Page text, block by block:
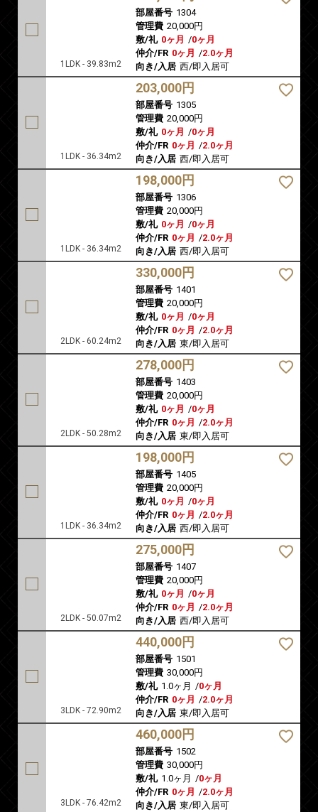
1LDK - 39.83m2
部屋番号 1304
管理費 20,000円
敷/礼 0ヶ月 /0ヶ月
仲介/FR 0ヶ月 /2.0ヶ月
向き/入居 西/即入居可
1LDK - 36.34m2
203,000円
部屋番号 1305
管理費 20,000円
敷/礼 0ヶ月 /0ヶ月
仲介/FR 0ヶ月 /2.0ヶ月
向き/入居 西/即入居可
1LDK - 36.34m2
198,000円
部屋番号 1306
管理費 20,000円
敷/礼 0ヶ月 /0ヶ月
仲介/FR 0ヶ月 /2.0ヶ月
向き/入居 西/即入居可
2LDK - 60.24m2
330,000円
部屋番号 1401
管理費 20,000円
敷/礼 0ヶ月 /0ヶ月
仲介/FR 0ヶ月 /2.0ヶ月
向き/入居 東/即入居可
2LDK - 50.28m2
278,000円
部屋番号 1403
管理費 20,000円
敷/礼 0ヶ月 /0ヶ月
仲介/FR 0ヶ月 /2.0ヶ月
向き/入居 東/即入居可
1LDK - 36.34m2
198,000円
部屋番号 1405
管理費 20,000円
敷/礼 0ヶ月 /0ヶ月
仲介/FR 0ヶ月 /2.0ヶ月
向き/入居 西/即入居可
2LDK - 50.07m2
275,000円
部屋番号 1407
管理費 20,000円
敷/礼 0ヶ月 /0ヶ月
仲介/FR 0ヶ月 /2.0ヶ月
向き/入居 西/即入居可
3LDK - 72.90m2
440,000円
部屋番号 1501
管理費 30,000円
敷/礼 1.0ヶ月 /0ヶ月
仲介/FR 0ヶ月 /2.0ヶ月
向き/入居 東/即入居可
3LDK - 76.42m2
460,000円
部屋番号 1502
管理費 30,000円
敷/礼 1.0ヶ月 /0ヶ月
仲介/FR 0ヶ月 /2.0ヶ月
向き/入居 東/即入居可